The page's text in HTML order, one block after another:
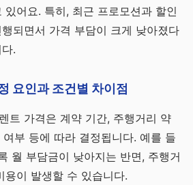
있어요. 특히, 최근 프로모션과 할인
되면서 가격 부담이 크게 낮아졌다
.
요인과 조건별 차이점
트 가격은 계약 기간, 주행거리 약
부 등에 따라 결정됩니다. 예를 들
월 부담금이 낮아지는 반면, 주행거
용이 발생할 수 있습니다.